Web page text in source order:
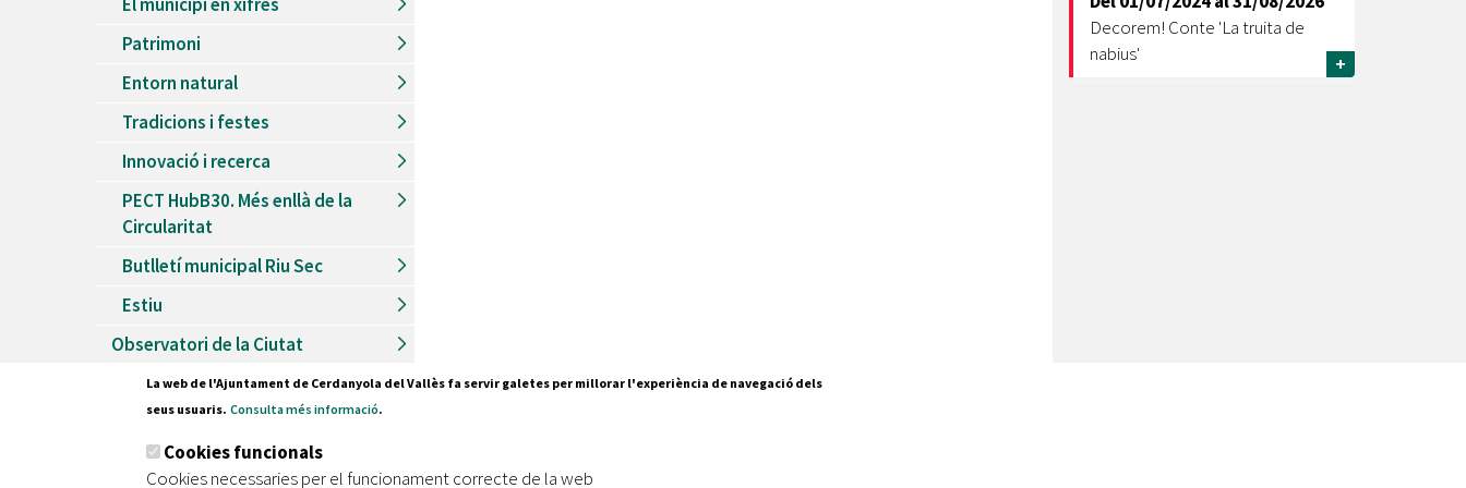
Patrimoni
Entorn natural
Tradicions i festes
Innovació i recerca
PECT HubB30. Més enllà de la
Circularitat
Butlletí municipal Riu Sec
Estiu
Observatori de la Ciutat
Decorem! Conte 'La truita de
nabius'
+
La web de l'Ajuntament de Cerdanyola del Vallès fa servir galetes per millorar l'experiència de navegació dels
seus usuaris. Consulta més informació.
Cookies funcionals
Cookies necessaries per el funcionament correcte de la web